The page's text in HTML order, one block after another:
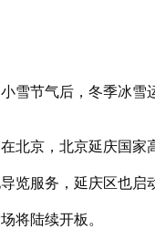
小雪节气后，冬季冰雪
在北京，北京延庆国家
览服务，延庆区也启
将陆续开板。